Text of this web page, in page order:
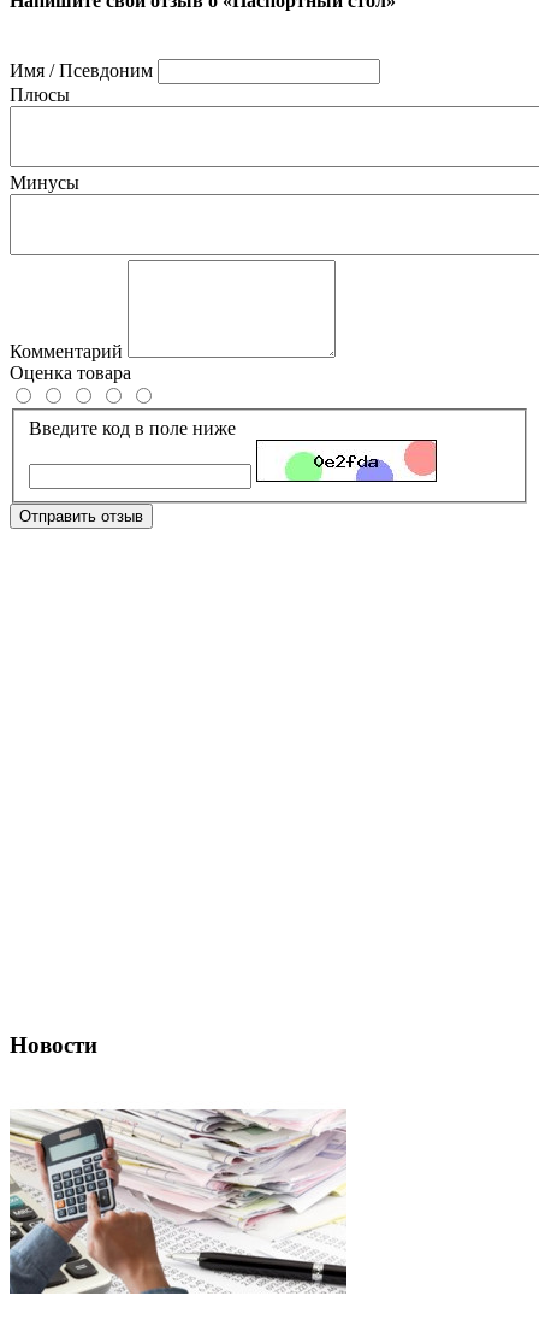
Имя / Псевдоним
Плюсы
Минусы
Комментарий
Оценка товара
Введите код в поле ниже
Отправить отзыв
Новости